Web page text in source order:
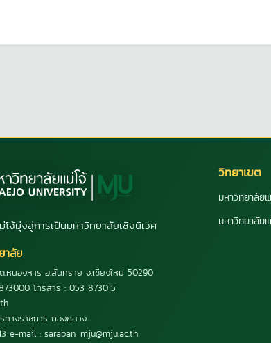
จ้มุ่งสู่การเป็นมหาวิทยาลัยเชิงนิเวศ
าลัย
หนองหาร อ.สันทราย จ.เชียงใหม่ 50290
โทรสาร : 053 873015
ทางราชการ กองกลาง
e-mail : saraban_mju@mju.ac.th
วิทยาเขต
มหาวิทยาลัย
มหาวิทยาลัย